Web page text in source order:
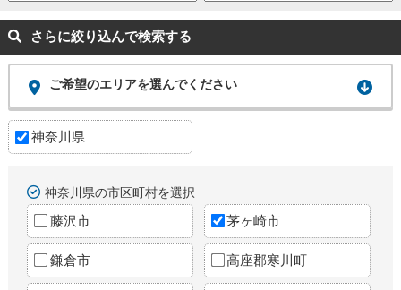
さらに絞り込んで検索する
ご希望のエリアを選んでください
神奈川県
神奈川県の市区町村を選択
藤沢市 茅ヶ崎市
鎌倉市 高座郡寒川町